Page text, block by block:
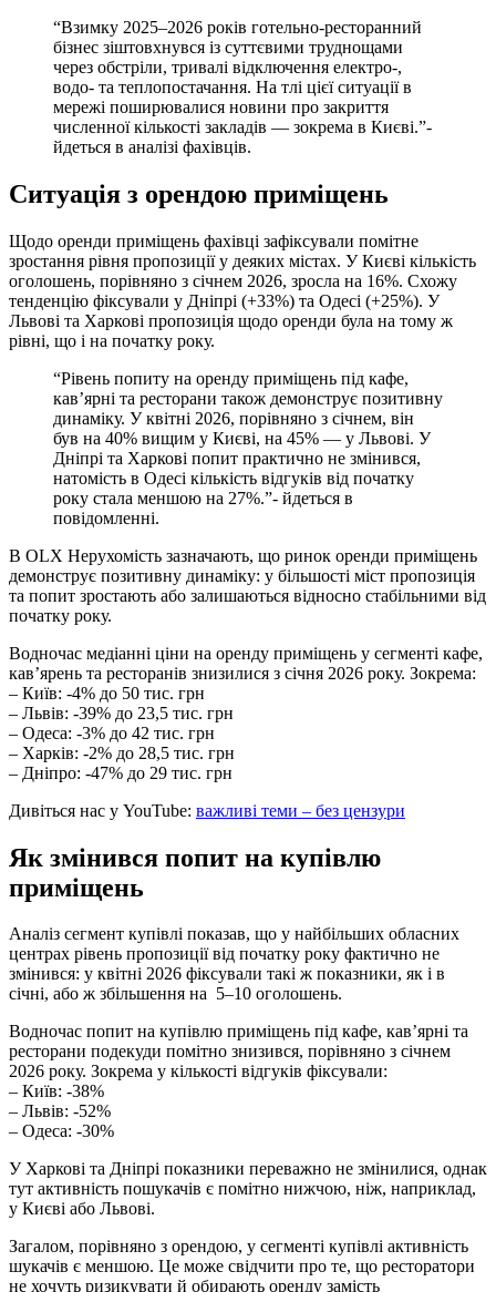
“Взимку 2025–2026 років готельно-ресторанний
бізнес зіштовхнувся із суттєвими труднощами
через обстріли, тривалі відключення електро-,
водо- та теплопостачання. На тлі цієї ситуації в
мережі поширювалися новини про закриття
численної кількості закладів — зокрема в Києві.”-
йдеться в аналізі фахівців.
Ситуація з орендою приміщень
Щодо оренди приміщень фахівці зафіксували помітне
зростання рівня пропозиції у деяких містах. У Києві кількість
оголошень, порівняно з січнем 2026, зросла на 16%. Схожу
тенденцію фіксували у Дніпрі (+33%) та Одесі (+25%). У
Львові та Харкові пропозиція щодо оренди була на тому ж
рівні, що і на початку року.
“Рівень попиту на оренду приміщень під кафе,
кав’ярні та ресторани також демонструє позитивну
динаміку. У квітні 2026, порівняно з січнем, він
був на 40% вищим у Києві, на 45% — у Львові. У
Дніпрі та Харкові попит практично не змінився,
натомість в Одесі кількість відгуків від початку
року стала меншою на 27%.”- йдеться в
повідомленні.
В OLX Нерухомість зазначають, що ринок оренди приміщень
демонструє позитивну динаміку: у більшості міст пропозиція
та попит зростають або залишаються відносно стабільними від
початку року.
Водночас медіанні ціни на оренду приміщень у сегменті кафе,
кав’ярень та ресторанів знизилися з січня 2026 року. Зокрема:
– Київ: -4% до 50 тис. грн
– Львів: -39% до 23,5 тис. грн
– Одеса: -3% до 42 тис. грн
– Харків: -2% до 28,5 тис. грн
– Дніпро: -47% до 29 тис. грн
Дивіться нас у YouTube: важливі теми – без цензури
Як змінився попит на купівлю
приміщень
Аналіз сегмент купівлі показав, що у найбільших обласних
центрах рівень пропозиції від початку року фактично не
змінився: у квітні 2026 фіксували такі ж показники, як і в
січні, або ж збільшення на 5–10 оголошень.
Водночас попит на купівлю приміщень під кафе, кав’ярні та
ресторани подекуди помітно знизився, порівняно з січнем
2026 року. Зокрема у кількості відгуків фіксували:
– Київ: -38%
– Львів: -52%
– Одеса: -30%
У Харкові та Дніпрі показники переважно не змінилися, однак
тут активність пошукачів є помітно нижчою, ніж, наприклад,
у Києві або Львові.
Загалом, порівняно з орендою, у сегменті купівлі активність
шукачів є меншою. Це може свідчити про те, що ресторатори
не хочуть ризикувати й обирають оренду замість